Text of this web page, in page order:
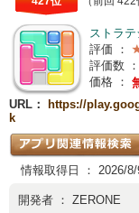
ストラテ
評価 ：
評価数 ：
価格 ：
URL：
https://
k
情報取得日 ： 2026/8/
開発者 ： ZERONE